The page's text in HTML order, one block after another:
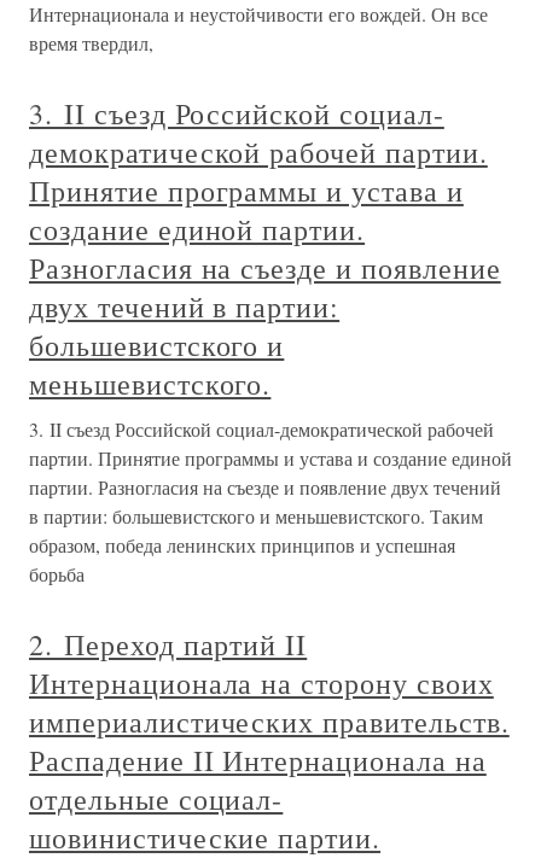
Интернационала и неустойчивости его вождей. Он все
время твердил,
3. II съезд Российской социал-
демократической рабочей партии.
Принятие программы и устава и
создание единой партии.
Разногласия на съезде и появление
двух течений в партии:
большевистского и
меньшевистского.
3. II съезд Российской социал-демократической рабочей
партии. Принятие программы и устава и создание единой
партии. Разногласия на съезде и появление двух течений
в партии: большевистского и меньшевистского. Таким
образом, победа ленинских принципов и успешная
борьба
2. Переход партий II
Интернационала на сторону своих
империалистических правительств.
Распадение II Интернационала на
отдельные социал-
шовинистические партии.